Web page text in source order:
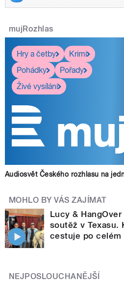
mujRozhlas
Hry a četby
Krimi
Pohádky
Pořady
Živé vysílání
Audiosvět Českého rozhlasu na
MOHLO BY VÁS ZAJÍMAT
Lucy &
soutěž v Texasu.
cestuje po celém
NEJPOSLOUCHANĚJŠÍ